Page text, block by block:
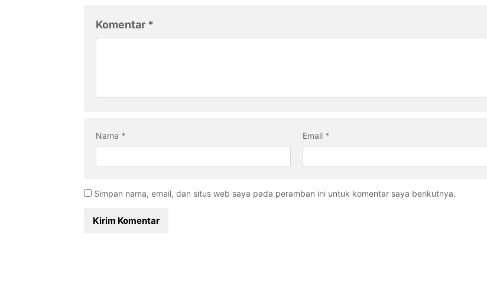
Komentar *
Nama * Email *
Simpan nama, email, dan situs web saya pada peramban ini untuk komentar saya berikutnya.